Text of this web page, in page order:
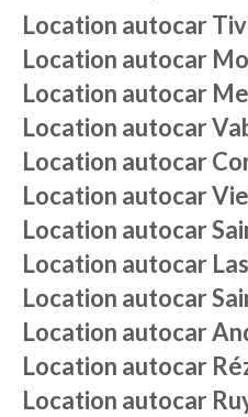
Location autocar
Location autocar
Location autocar
Location autocar
Location autocar
Location autocar
Location autocar
Location autocar
Location autocar
Location autocar
Location autocar
Location autocar